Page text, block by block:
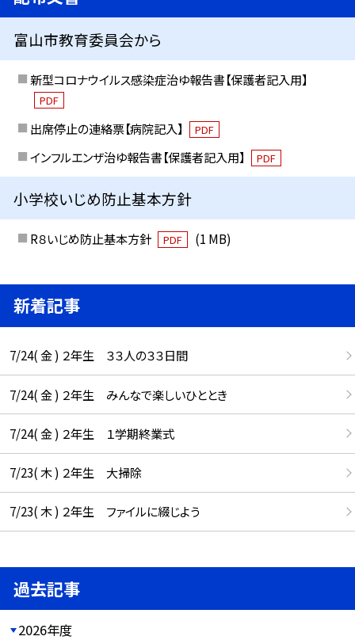
富山市教育委員会から
新型コロナウイルス感染症治ゆ報告書【保護者記入用】
PDF
出席停止の連絡票【病院記入】 PDF
インフルエンザ治ゆ報告書【保護者記入用】 PDF
小学校いじめ防止基本方針
R８いじめ防止基本方針 PDF (1 MB)
新着記事
7/24( 金 ) ２年生 ３３人の３３日間
7/24( 金 ) ２年生 みんなで楽しいひととき
7/24( 金 ) ２年生 １学期終業式
7/23( 木 ) ２年生 大掃除
7/23( 木 ) ２年生 ファイルに綴じよう
過去記事
2026年度